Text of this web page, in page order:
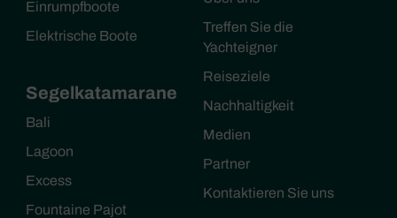
Einrumpfboote
Elektrische Boote
Segelkatamarane
Bali
Lagoon
Excess
Fountaine Pajot
Treffen Sie die
Yachteigner
Reiseziele
Nachhaltigkeit
Medien
Partner
Kontaktieren Sie uns